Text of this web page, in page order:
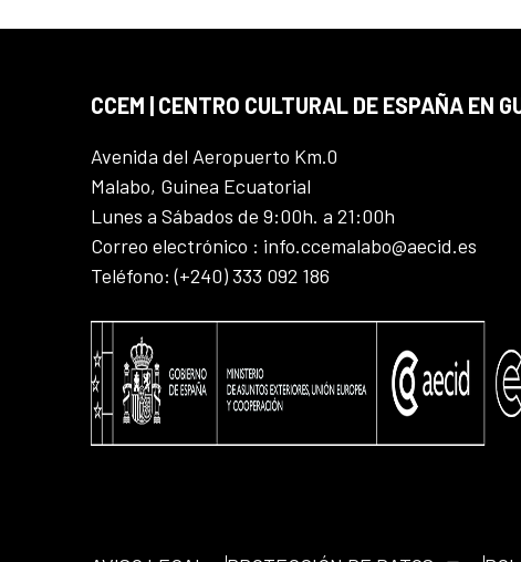
CCEM | CENTRO CULTURAL DE ESPAÑA EN
Avenida del Aeropuerto Km.0
Malabo, Guinea Ecuatorial
Lunes a Sábados de 9:00h. a 21:00h
Correo electrónico : info.ccemalabo@aecid.es
Teléfono: (+240) 333 092 186